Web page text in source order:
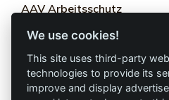
AAV Arbeitsschutz
Allprotec® Solo
trabaja seguro
We use cookies!
This site uses third-party
technologies to provide its
improve and display